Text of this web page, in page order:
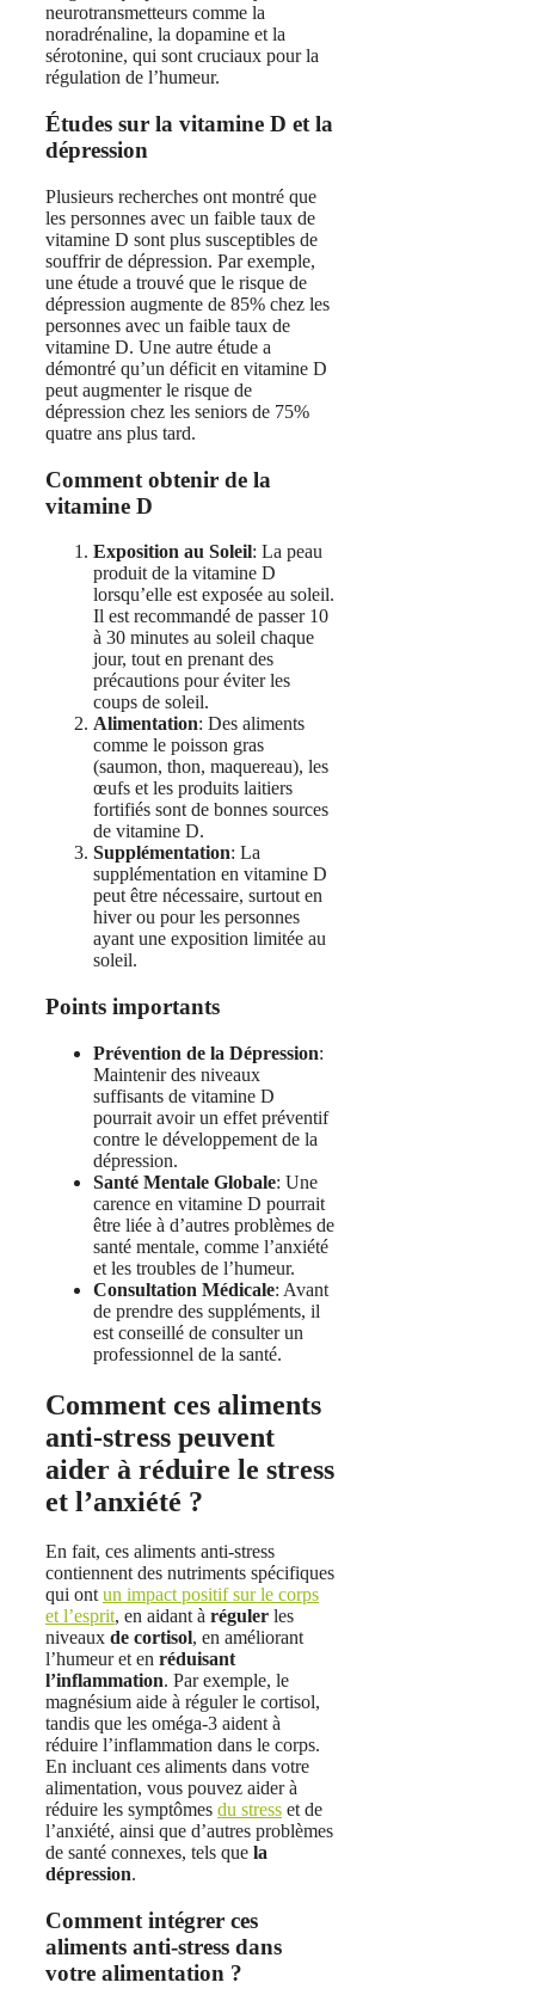
neurotransmetteurs comme la
noradrénaline, la dopamine et la
sérotonine, qui sont cruciaux pour la
régulation de l’humeur.
Études sur la vitamine D et la
dépression
Plusieurs recherches ont montré que
les personnes avec un faible taux de
vitamine D sont plus susceptibles de
souffrir de dépression. Par exemple,
une étude a trouvé que le risque de
dépression augmente de 85% chez les
personnes avec un faible taux de
vitamine D. Une autre étude a
démontré qu’un déficit en vitamine D
peut augmenter le risque de
dépression chez les seniors de 75%
quatre ans plus tard.
Comment obtenir de la
vitamine D
Exposition au Soleil: La peau
produit de la vitamine D
lorsqu’elle est exposée au soleil.
Il est recommandé de passer 10
à 30 minutes au soleil chaque
jour, tout en prenant des
précautions pour éviter les
coups de soleil.
Alimentation: Des aliments
comme le poisson gras
(saumon, thon, maquereau), les
œufs et les produits laitiers
fortifiés sont de bonnes sources
de vitamine D.
Supplémentation: La
supplémentation en vitamine D
peut être nécessaire, surtout en
hiver ou pour les personnes
ayant une exposition limitée au
soleil.
Points importants
Prévention de la Dépression:
Maintenir des niveaux
suffisants de vitamine D
pourrait avoir un effet préventif
contre le développement de la
dépression.
Santé Mentale Globale: Une
carence en vitamine D pourrait
être liée à d’autres problèmes de
santé mentale, comme l’anxiété
et les troubles de l’humeur.
Consultation Médicale: Avant
de prendre des suppléments, il
est conseillé de consulter un
professionnel de la santé.
Comment ces aliments
anti-stress peuvent
aider à réduire le stress
et l’anxiété ?
En fait, ces aliments anti-stress
contiennent des nutriments spécifiques
qui ontun impact positif sur le corps
et l’esprit, en aidant à réguler les
niveaux de cortisol, en améliorant
l’humeur et en réduisant
l’inflammation. Par exemple, le
magnésium aide à réguler le cortisol,
tandis que les oméga-3 aident à
réduire l’inflammation dans le corps.
En incluant ces aliments dans votre
alimentation, vous pouvez aider à
réduire les symptômes du stress et de
l’anxiété, ainsi que d’autres problèmes
de santé connexes, tels que la
dépression.
Comment intégrer ces
aliments anti-stress dans
votre alimentation ?